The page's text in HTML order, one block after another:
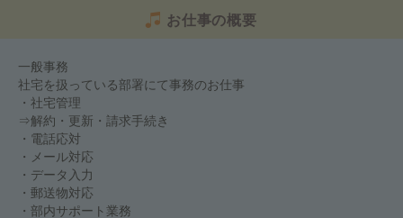
お仕事の概要
一般事務
社宅を扱っている部署にて事務のお仕事
・社宅管理
⇒解約・更新・請求手続き
・電話応対
・メール対応
・データ入力
・郵送物対応
・部内サポート業務